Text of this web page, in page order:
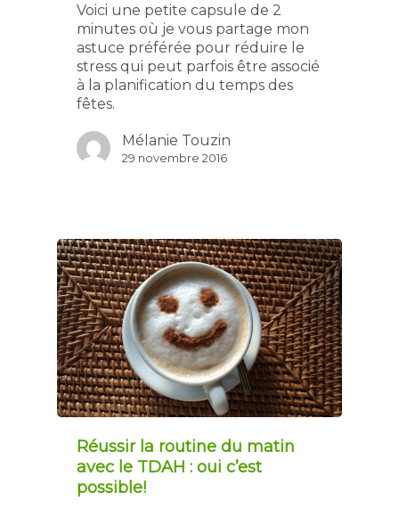
Voici une petite capsule de 2
minutes où je vous partage mon
astuce préférée pour réduire le
stress qui peut parfois être associé
à la planification du temps des
fêtes.
Mélanie Touzin
29 novembre 2016
Réussir la routine du matin
avec le TDAH : oui c’est
possible!